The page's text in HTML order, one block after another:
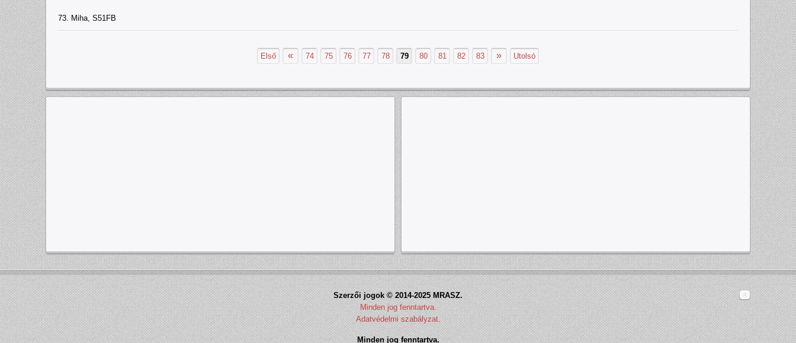
73. Miha, S51FB
Első « 74 75 76 77 78 79 80 81 82 83 » Utolsó
Szerzői jogok © 2014-2025 MRASZ.
Minden jog fenntartva.
Adatvédelmi szabályzat.
Minden jog fenntartva.